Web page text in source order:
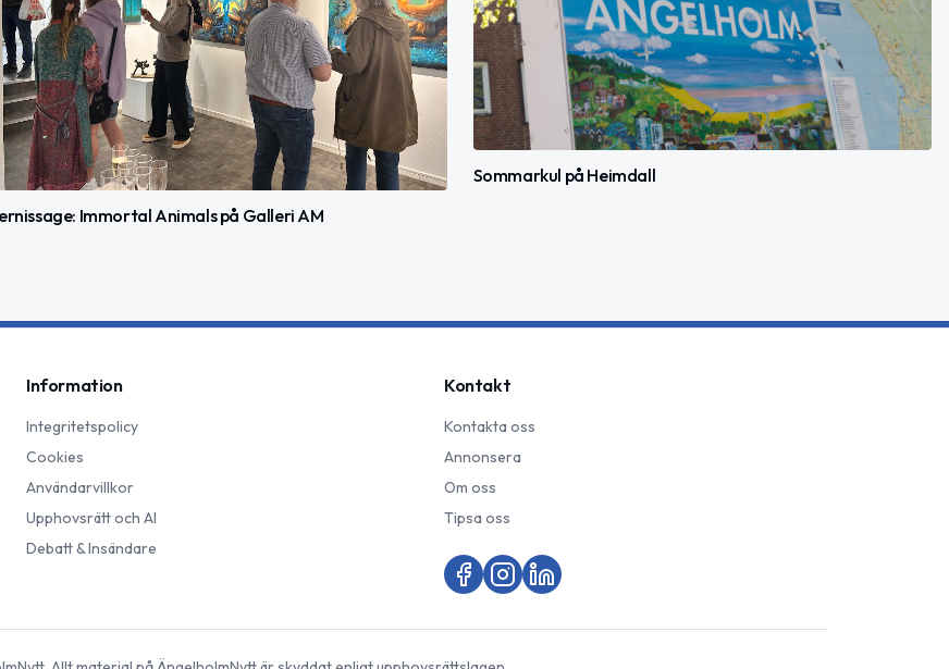
Immortal Animals på Galleri AM
Sommarkul på Heimdall
Information
Integritetspolicy
Cookies
Användarvillkor
Upphovsrätt och AI
Debatt & Insändare
Kontakt
Kontakta oss
Annonsera
Om oss
Tipsa oss